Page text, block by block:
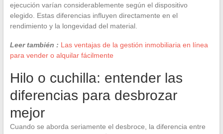
ejecución varían considerablemente según el dispositivo
elegido. Estas diferencias influyen directamente en el
rendimiento y la longevidad del material.
Leer también : Las ventajas de la gestión inmobiliaria en línea
para vender o alquilar fácilmente
Hilo o cuchilla: entender las
diferencias para desbrozar
mejor
Cuando se aborda seriamente el desbroce, la diferencia entre